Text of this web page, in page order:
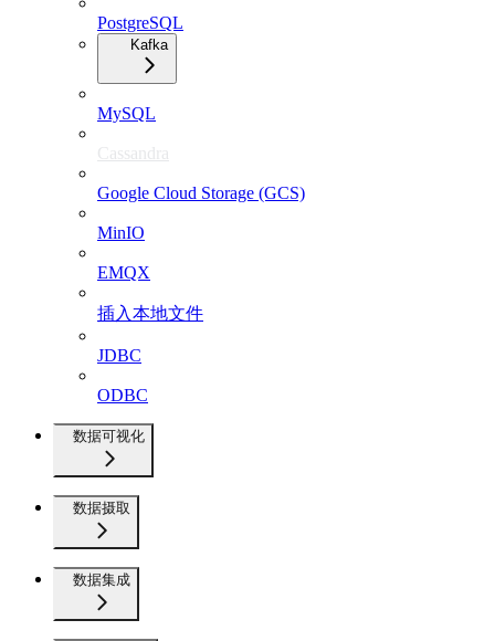
PostgreSQL
Kafka
MySQL
Cassandra
Google Cloud Storage (GCS)
MinIO
EMQX
插入本地文件
JDBC
ODBC
数据可视化
数据摄取
数据集成